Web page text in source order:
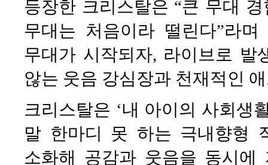
등장한 크리스탈은 “큰 무대
무대는 처음이라 떨린다”라
무대가 시작되자, 라이브로 발
않는 웃음 강심장과 천재적인
크리스탈은 ‘내 아이의 사회생
말 한마디 못 하는 극내향형
소화해 공감과 웃음을 동시에